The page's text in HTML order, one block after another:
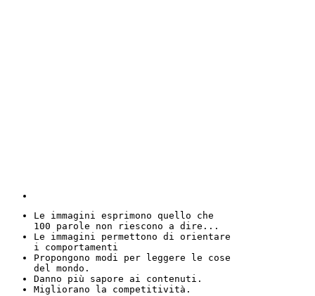
Le immagini esprimono quello che
100 parole non riescono a dire...
Le immagini permettono di orientare
i comportamenti
Propongono modi per leggere le cose
del mondo.
Danno più sapore ai contenuti.
Migliorano la competitività.